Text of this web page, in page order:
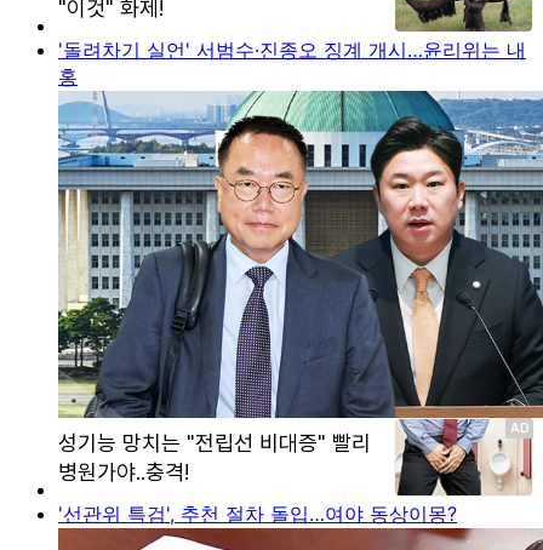
'돌려차기 실언' 서범수·진종오 징계 개시…윤리위는 내
홍
'선관위 특검', 추천 절차 돌입…여야 동상이몽?